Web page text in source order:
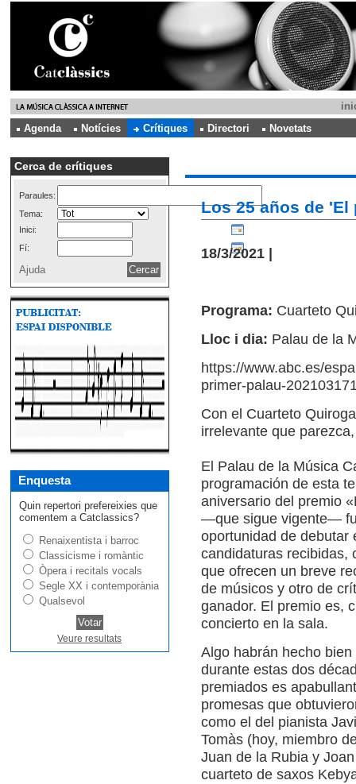
Agenda
Notícies Crítiques Directori Novetats
Cerca de crítiques
Paraules:
Tema:
Inici:
Fí:
Ajuda
Enquesta
Quin repertori prefereixies que
comentem a Catclassics?
Renaixentista i barroc
Classicisme i romàntic
Òpera i recitals vocals
Segle XX i contemporània
Qualsevol
Veure resultats
Los 25 años de 'El
18/3/2021 |
Programa: Cuarteto
Lloc i dia: Palau de la
https://www.abc.es/
primer-palau-
Con el Cuarteto
irrelevante que
El Palau de la Música
programación de esta
aniversario del premio
—que sigue vigente—
oportunidad de debutar
candidaturas recibidas,
que ofrecen un breve
de músicos y otro de
ganador. El premio es,
concierto en la sala.
Algo habrán hecho
durante estas dos
premiados es
promesas que
como el del pianista
Tomàs (hoy, miembro
Juan de la Rubia y
cuarteto de saxos